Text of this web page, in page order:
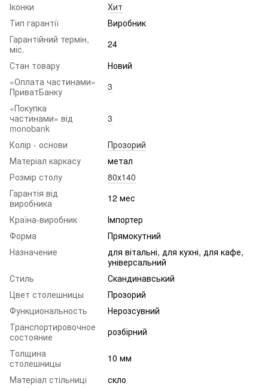
Іконки
Хит
Тип гарантії
Виробник
Гарантійний термін,
міс.
24
Стан товару
Новий
«Оплата частинами»
ПриватБанку
3
«Покупка
частинами» від
monobank
3
Колір - основи
Прозорий
Матеріал каркасу
метал
Розмір столу
80х140
Гарантія від
виробника
12 мес
Країна-виробник
Імпортер
Форма
Прямокутний
Назначение
для вітальні, для кухні, для кафе,
універсальний
Стиль
Скандинавський
Цвет столешницы
Прозорий
Функциональность
Нерозсувний
Транспортировочное
состояние
розбірний
Толщина
столешницы
10 мм
Матеріал стільниці
скло